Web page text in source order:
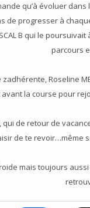
qu’à évoluer dans
de progresser à
B qui le
parcours
Roseline
la course pour
de retour de
de te revoir…même
mais toujours